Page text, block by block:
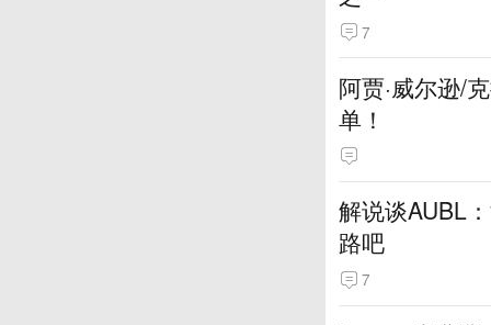
7
阿贾·威尔逊/
单！
解说谈AUBL
路吧
7